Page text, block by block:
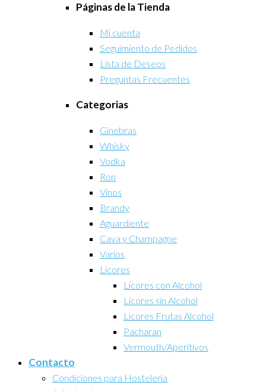
Páginas de la Tienda
Mi cuenta
Seguimiento de Pedidos
Lista de Deseos
Preguntas Frecuentes
Categorias
Ginebras
Whisky
Vodka
Ron
Vinos
Brandy
Aguardiente
Cava y Champagne
Varios
Licores
Licores con Alcohol
Licores sin Alcohol
Licores Frutas Alcohol
Pacharan
Vermouth/Aperitivos
Contacto
Condiciones para Hosteleria